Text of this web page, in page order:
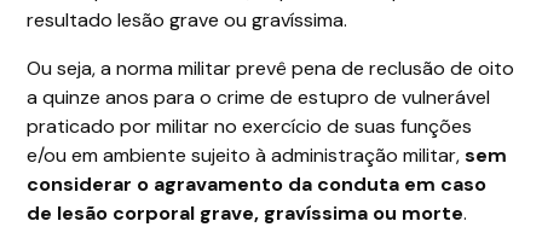
resultado lesão grave ou gravíssima.
Ou seja, a norma militar prevê pena de reclusão de oito
a quinze anos para o crime de estupro de vulnerável
praticado por militar no exercício de suas funções
e/ou em ambiente sujeito à administração militar,sem
considerar o agravamento da conduta em caso
de lesão corporal grave, gravíssima ou morte.